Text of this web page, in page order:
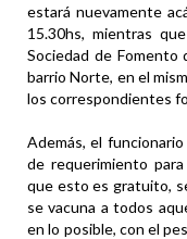
estará nuevamente
15.30hs, mientras
Sociedad de
barrio Norte, en el
los correspondientes
Además, el
de requerimiento
que esto es gratuito,
se vacuna a todos
en lo posible, con el